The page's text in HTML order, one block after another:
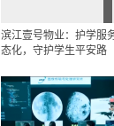
滨江壹号物业：护学服
态化，守护学生平安路